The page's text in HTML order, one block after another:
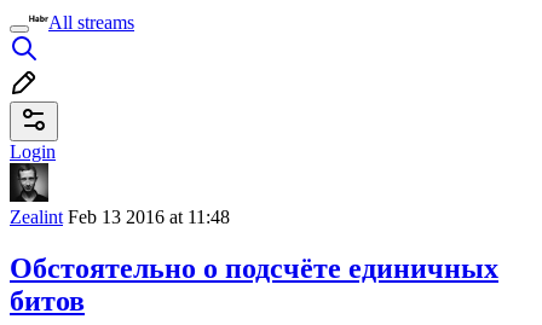
All streams
Login
Zealint Feb 13 2016 at 11:48
Обстоятельно о подсчёте единичных
битов